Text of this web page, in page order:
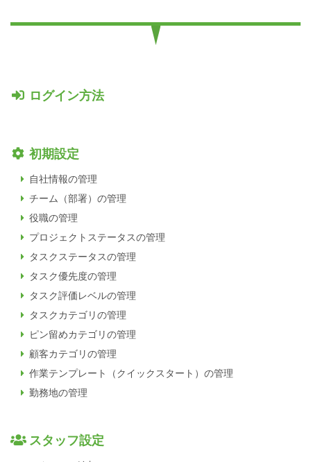
ログイン方法
初期設定
自社情報の管理
チーム（部署）の管理
役職の管理
プロジェクトステータスの管理
タスクステータスの管理
タスク優先度の管理
タスク評価レベルの管理
タスクカテゴリの管理
ピン留めカテゴリの管理
顧客カテゴリの管理
作業テンプレート（クイックスタート）の管理
勤務地の管理
スタッフ設定